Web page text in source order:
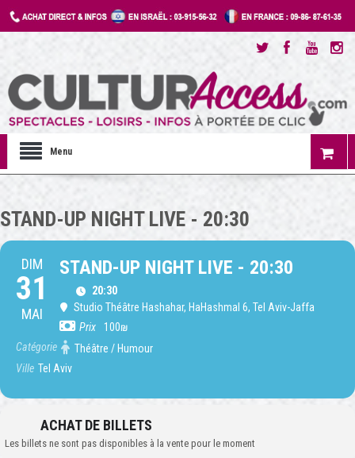
Menu
STAND-UP NIGHT LIVE - 20:30
DIM
31
MAI
STAND-UP NIGHT LIVE - 20:30
20:30
Studio Théâtre Hashahar, HaHashmal 6, Tel Aviv-Jaffa
Prix
100₪
Catégorie
Théâtre / Humour
Ville Tel Aviv
ACHAT DE BILLETS
Les billets ne sont pas disponibles à la vente pour le moment